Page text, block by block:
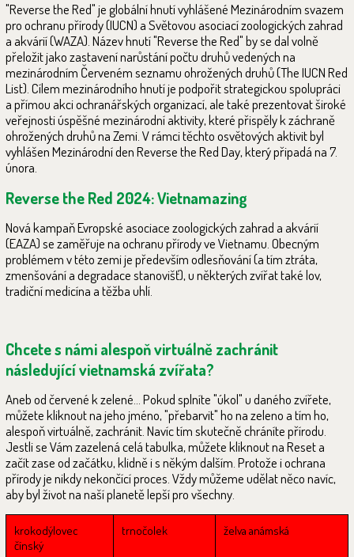
"Reverse the Red" je globální hnutí vyhlášené Mezinárodním svazem
pro ochranu přírody (IUCN) a Světovou asociací zoologických zahrad
a akvárií (WAZA). Název hnutí "Reverse the Red" by se dal volně
přeložit jako zastavení narůstání počtu druhů vedených na
mezinárodním Červeném seznamu ohrožených druhů (The IUCN Red
List). Cílem mezinárodního hnutí je podpořit strategickou spolupráci
a přímou akci ochranářských organizací, ale také prezentovat široké
veřejnosti úspěšné mezinárodní aktivity, které přispěly k záchraně
ohrožených druhů na Zemi. V rámci těchto osvětových aktivit byl
vyhlášen Mezinárodní den Reverse the Red Day, který připadá na 7.
února.
Reverse the Red 2024: Vietnamazing
Nová kampaň Evropské asociace zoologických zahrad a akvárií
(EAZA) se zaměřuje na ochranu přírody ve Vietnamu. Obecným
problémem v této zemi je především odlesňování (a tím ztráta,
zmenšování a degradace stanovišť), u některých zvířat také lov,
tradiční medicína a těžba uhlí.
Chcete s námi alespoň virtuálně zachránit
následující vietnamská zvířata?
Aneb od červené k zelené... Pokud splníte "úkol" u daného zvířete,
můžete kliknout na jeho jméno, "přebarvit" ho na zeleno a tím ho,
alespoň virtuálně, zachránit. Navíc tím skutečně chráníte přírodu.
Jestli se Vám zazelená celá tabulka, můžete kliknout na Reset a
začít zase od začátku, klidně i s někým dalším. Protože i ochrana
přírody je nikdy nekončící proces. Vždy můžeme udělat něco navíc,
aby byl život na naší planetě lepší pro všechny.
krokodýlovec
čínský
trnočolek želva anámská